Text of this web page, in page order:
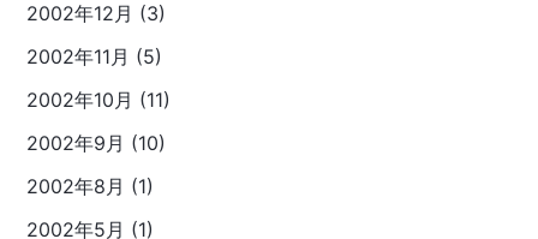
2002年12月 (3)
2002年11月 (5)
2002年10月 (11)
2002年9月 (10)
2002年8月 (1)
2002年5月 (1)